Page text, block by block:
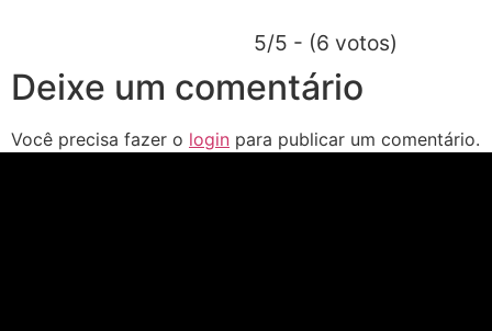
5/5 - (6 votos)
Deixe um comentário
Você precisa fazer o login para publicar um comentário.